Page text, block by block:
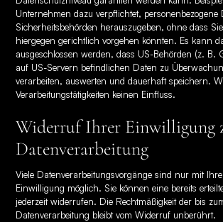
Unternehmen dazu verpflichtet, personenbezogene
Sicherheitsbehörden herauszugeben, ohne dass
hiergegen gerichtlich vorgehen könnten. Es kann
ausgeschlossen werden, dass US-Behörden (z. B.
auf US-Servern befindlichen Daten zu
verarbeiten, auswerten und dauerhaft speichern.
Verarbeitungstätigkeiten keinen Einfluss.
Widerruf Ihrer Einwilligung
Datenverarbeitung
Viele Datenverarbeitungsvorgänge sind nur mit
Einwilligung möglich. Sie können eine bereits
jederzeit widerrufen. Die Rechtmäßigkeit der bis
Datenverarbeitung bleibt vom Widerruf unberührt.